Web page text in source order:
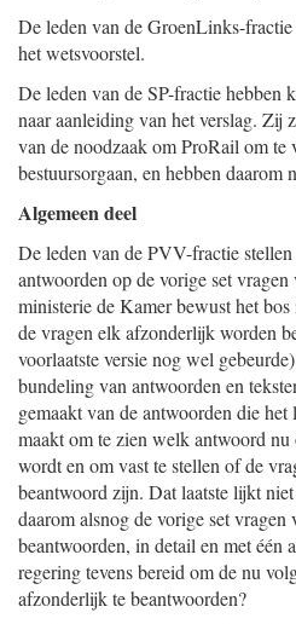
De leden van de GroenLinks-
het wetsvoorstel.
De leden van de SP-fractie hebben
naar aanleiding van het verslag. Zij
van de noodzaak om ProRail om te
bestuursorgaan, en hebben daarom
Algemeen deel
De leden van de PVV-fractie
antwoorden op de vorige set
ministerie de Kamer bewust het
de vragen elk afzonderlijk worden
voorlaatste versie nog wel
bundeling van antwoorden en
gemaakt van de antwoorden die
maakt om te zien welk antwoord
wordt en om vast te stellen of de
beantwoord zijn. Dat laatste lijkt
daarom alsnog de vorige set vragen
beantwoorden, in detail en met één
regering tevens bereid om de nu
afzonderlijk te beantwoorden?